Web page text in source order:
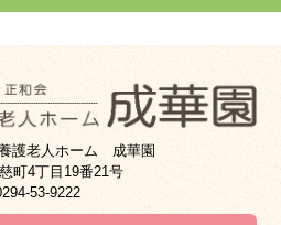
護老人ホーム 成華園
町4丁目19番21号
53-9222